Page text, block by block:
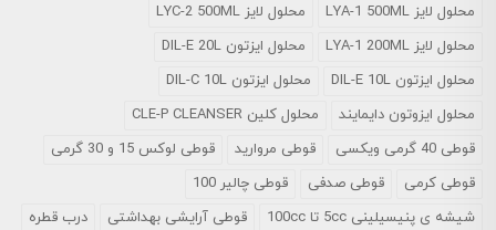
محلول لایز LYA-1 500ML
محلول لایز LYC-2 500ML
محلول لایز LYA-1 200ML
محلول ایزتون DIL-E 20L
محلول ایزتون DIL-E 10L
محلول ایزتون DIL-C 10L
محلول ایزوتون دایمایند
محلول کلین CLE-P CLEANSER
قوطی 40 گرمی ویکسی
قوطی مروارید
قوطی لوکس 15 و 30 گرمی
قوطی کرمی
قوطی صدفی
قوطی چالیر 100
شیشه ی پنیسیلینی 5cc تا 100cc
قوطی آرایشی بهداشتی
درب قطره